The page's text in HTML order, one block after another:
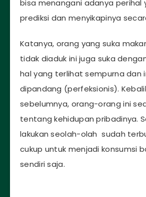
bisa menangani adanya perihal
prediksi dan menyikapinya
Katanya, orang yang suka
tidak diaduk ini juga suka
hal yang terlihat sempurna dan
dipandang (perfeksionis).
sebelumnya, orang-orang ini
tentang kehidupan pribadinya.
lakukan seolah-olah sudah
cukup untuk menjadi konsumsi
sendiri saja.